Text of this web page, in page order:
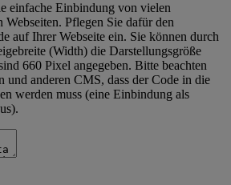
einfache Einbindung von vielen
Pflegen Sie dafür den
auf Ihrer Webseite ein. Sie können durch
(Width) die Darstellungsgröße
660 Pixel angegeben. Bitte beachten
und anderen CMS, dass der Code in die
werden muss (eine Einbindung als